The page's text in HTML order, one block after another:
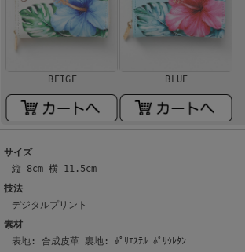
BEIGE BLUE
サイズ
縦 8cm 横 11.5cm
技法
デジタルプリント
素材
表地: 合成皮革 裏地: ﾎﾟﾘｴｽﾃﾙ ﾎﾟﾘｳﾚﾀﾝ